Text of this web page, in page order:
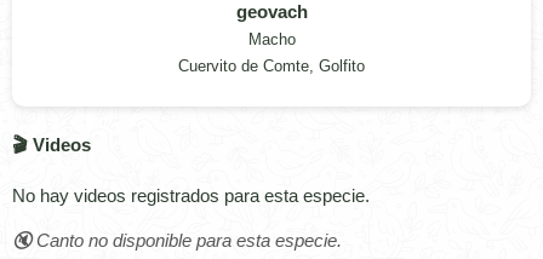
geovach
Macho
Cuervito de Comte, Golfito
🎬 Videos
No hay videos registrados para esta especie.
🔇 Canto no disponible para esta especie.